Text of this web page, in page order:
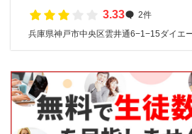
3.33
2件
兵庫県神戸市中央区雲井通6−1−15ダイ